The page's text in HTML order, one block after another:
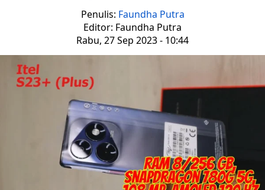
Penulis: Faundha Putra
Editor: Faundha Putra
Rabu, 27 Sep 2023 - 10:44